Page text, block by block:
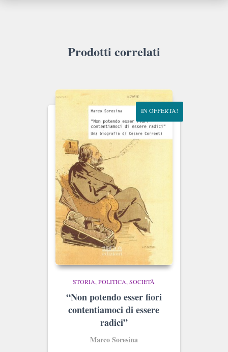
Prodotti correlati
IN OFFERTA!
STORIA, POLITICA, SOCIETÀ
“Non potendo esser fiori
contentiamoci di essere
radici”
Marco Soresina